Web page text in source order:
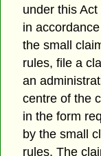
under this Act
in
the small
rules, file a
an
centre of the
in the form
by the small
rules. The